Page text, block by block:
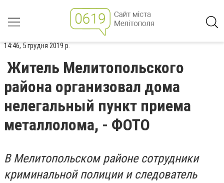
14:46, 5 грудня 2019 р.
Житель Мелитопольского
района организовал дома
нелегальный пункт приема
металлолома, - ФОТО
В Мелитопольском районе сотрудники
криминальной полиции и следователь